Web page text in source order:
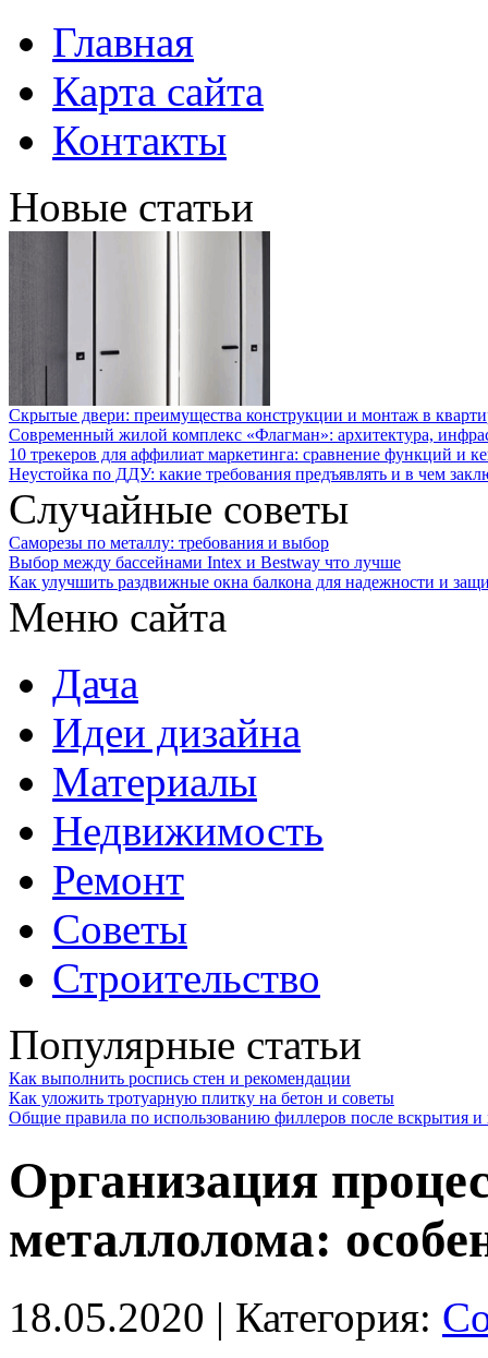
Главная
Карта сайта
Контакты
Новые статьи
Скрытые двери: преимущества конструкции и монтаж в
Современный жилой комплекс «Флагман»: архитектура,
10 трекеров для аффилиат маркетинга: сравнение функций и
Неустойка по ДДУ: какие требования предъявлять и в чем
Случайные советы
Саморезы по металлу: требования и выбор
Выбор между бассейнами Intex и Bestway что лучше
Как улучшить раздвижные окна балкона для надежности и
Меню сайта
Дача
Идеи дизайна
Материалы
Недвижимость
Ремонт
Советы
Строительство
Популярные статьи
Как выполнить роспись стен и рекомендации
Как уложить тротуарную плитку на бетон и советы
Общие правила по использованию филлеров после вскрытия и
Организация
металлолома:
18.05.2020 | Категория: